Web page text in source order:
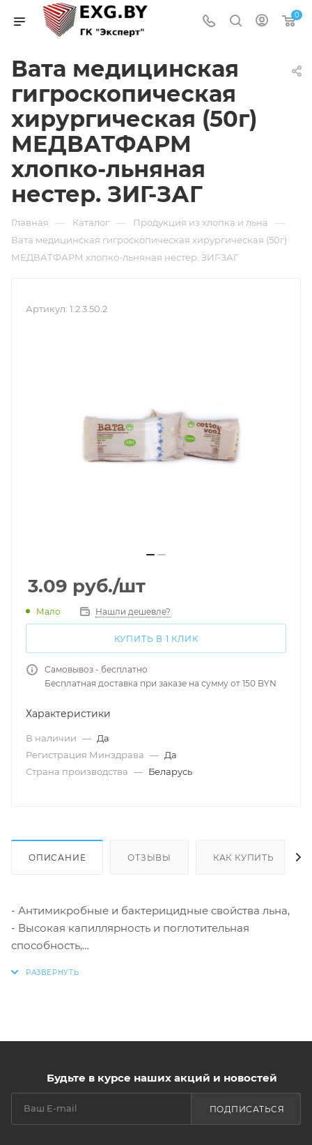
0
Вата медицинская
гигроскопическая
хирургическая (50г)
МЕДВАТФАРМ
хлопко-льняная
нестер. ЗИГ-ЗАГ
Главная — Каталог — Продукция из хлопка и льна —
Вата медицинская гигроскопическая хирургическая (50г)
МЕДВАТФАРМ хлопко-льняная нестер. ЗИГ-ЗАГ
Артикул: 1.2.3.50.2
3.09 руб./шт
Мало Нашли дешевле?
КУПИТЬ В 1 КЛИК
Самовывоз - бесплатно
Бесплатная доставка при заказе на сумму от 150 BYN
Характеристики
В наличии — Да
Регистрация Минздрава — Да
Страна производства — Беларусь
ОПИСАНИЕ ОТЗЫВЫ КАК КУПИТЬ
- Антимикробные и бактерицидные свойства льна,
- Высокая капиллярность и поглотительная
способность,
- Отбелена без хлора.
Будьте в курсе наших акций и новостей
ПОДПИСАТЬСЯ